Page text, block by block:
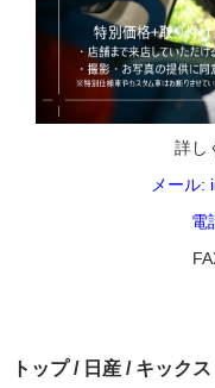
詳し
メール:
電
トップ/ 日産 / キック